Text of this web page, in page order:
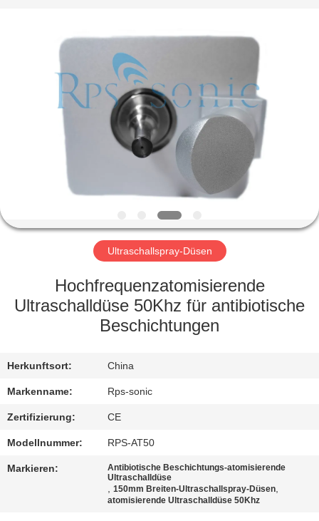
HAUS
PRODUKTE
FABRIK-
AUSFLUG
QUALITÄTSKONTROLLE
SIE
MIT
UNS
IN
VERBINDUNG
NACHRICHTEN
Ultraschallspray-Düsen
Hochfrequenzatomisierende
Ultraschalldüse 50Khz für antibiotische
Beschichtungen
Herkunftsort: China
Markenname: Rps-sonic
Zertifizierung: CE
Modellnummer: RPS-AT50
Markieren:
Antibiotische Beschichtungs-atomisierende
Ultraschalldüse
,150mm Breiten-Ultraschallspray-Düsen,
atomisierende Ultraschalldüse 50Khz